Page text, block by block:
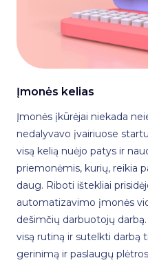
Įmonės kelias
Įmonės įkūrėjai niekada
nedalyvavo įvairiuose
visą kelią nuėjo patys ir
priemonėmis, kurių, reikia
daug. Riboti ištekliai
automatizavimo įmonės
dešimčių darbuotojų
visą rutiną ir sutelkti darbą
gerinimą ir paslaugų